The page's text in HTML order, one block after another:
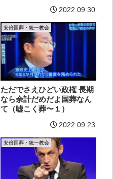
2022.09.30
安倍国葬・統一教会
ただでさえひどい政権 長期
なら余計だめだよ国葬なん
て（嘘こく葬〜１）
2022.09.23
安倍国葬・統一教会